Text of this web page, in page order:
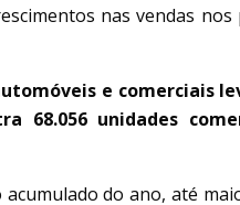
nas vendas nos
e comerciais
68.056 unidades
do ano, até